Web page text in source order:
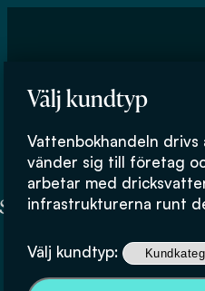
Välj kundtyp
Vattenbokhandeln drivs
vänder sig till företag
arbetar med
infrastrukturerna runt
Välj kundtyp: